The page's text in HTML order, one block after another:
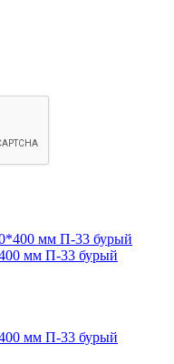
мм П-33 бурый
мм П-33 бурый